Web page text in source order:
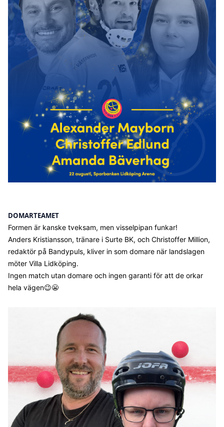
DOMARTEAMET
Formen är kanske tveksam, men visselpipan funkar!
Anders Kristiansson, tränare i Surte BK, och Christoffer Million,
redaktör på Bandypuls, kliver in som domare när landslagen
möter Villa Lidköping.
Ingen match utan domare och ingen garanti för att de orkar
hela vägen😉😬